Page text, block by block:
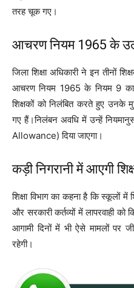
तरह चूक गए।
आचरण नियम 1965 के
जिला शिक्षा अधिकारी ने इन तीनों
आचरण नियम 1965 के नियम 9 का
शिक्षकों को निलंबित करते हुए उनके
गए हैं।निलंबन अवधि में उन्हें
Allowance) दिया जाएगा।
कड़ी निगरानी में आएगी
शिक्षा विभाग का कहना है कि स्कूलों में
और सरकारी कर्तव्यों में लापरवाही को
आगामी दिनों में भी ऐसे मामलों पर
रहेगी।